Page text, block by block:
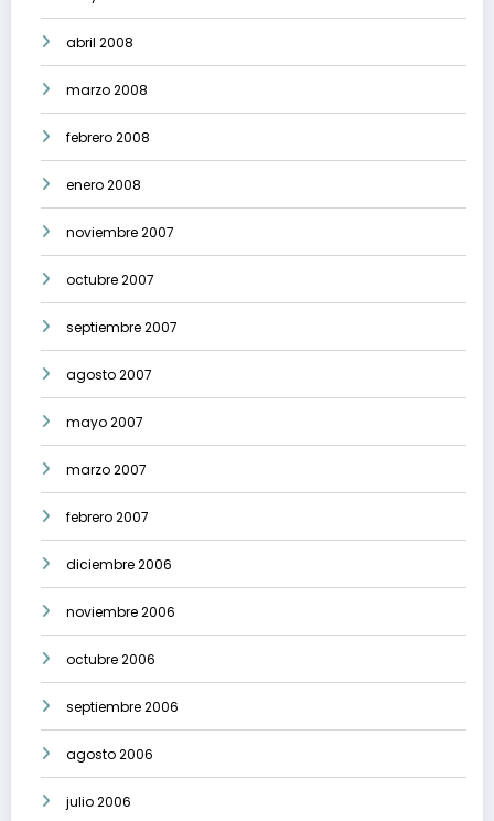
abril 2008
marzo 2008
febrero 2008
enero 2008
noviembre 2007
octubre 2007
septiembre 2007
agosto 2007
mayo 2007
marzo 2007
febrero 2007
diciembre 2006
noviembre 2006
octubre 2006
septiembre 2006
agosto 2006
julio 2006